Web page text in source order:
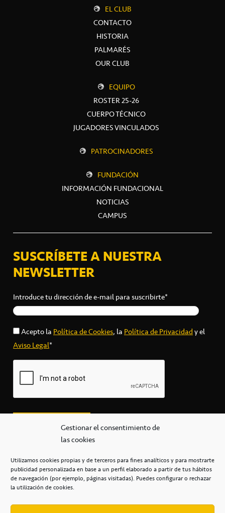
Gestionar el consentimiento de
las cookies
Utilizamos cookies propias y de terceros para fines analíticos y para mostrarte
publicidad personalizada en base a un perfil elaborado a partir de tus hábitos
de navegación (por ejemplo, páginas visitadas). Puedes configurar o rechazar
la utilización de cookies.
EL CLUB
CONTACTO
HISTORIA
PALMARÉS
OUR CLUB
EQUIPO
ROSTER 25-26
CUERPO TÉCNICO
JUGADORES VINCULADOS
PATROCINADORES
FUNDACIÓN
INFORMACIÓN FUNDACIONAL
NOTICIAS
CAMPUS
SUSCRÍBETE A NUESTRA
NEWSLETTER
Introduce tu dirección de e-mail para suscribirte*
Acepto laPolítica de Cookies, laPolítica de Privacidady el
Aviso Legal*
secretaria@cbcanarias.es
+34 922 253 684